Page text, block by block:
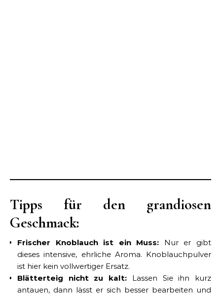
Tipps für den grandiosen
Geschmack:
Frischer Knoblauch ist ein Muss: Nur er gibt
dieses intensive, ehrliche Aroma. Knoblauchpulver
ist hier kein vollwertiger Ersatz.
Blätterteig nicht zu kalt: Lassen Sie ihn kurz
antauen, dann lässt er sich besser bearbeiten und